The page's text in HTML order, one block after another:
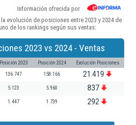
Información ofrecida por
evolución de posiciones entre 2023 y 2024 de
de los rankings según sus ventas:
2023 vs 2024 - Ventas
Posición 2023 Posición 2024 Evolución Posiciones
136.747 158.166 21.419
5.123 5.960 837
1.447 1.739 292